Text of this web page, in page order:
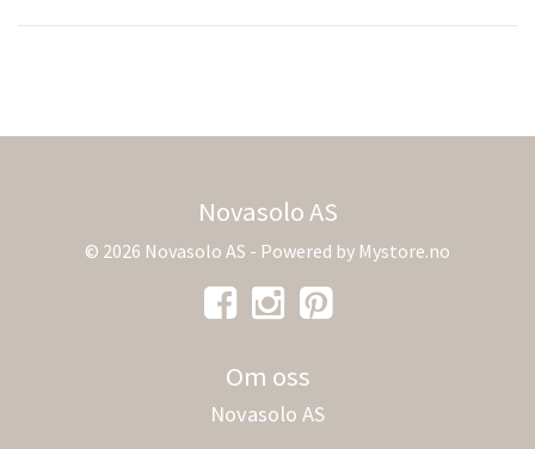
Novasolo AS
© 2026 Novasolo AS - Powered by Mystore.no
Om oss
Novasolo AS